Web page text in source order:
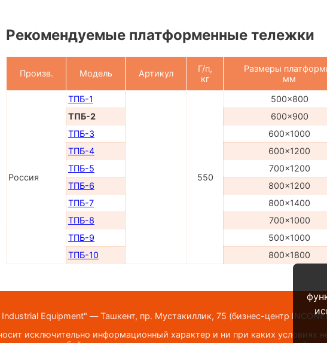
Рекомендуемые платформенные тележки
Произв. Модель Артикул
Г/п,
кг
Размеры
мм
Россия
ТПБ-1
550
500x800
ТПБ-2
600x900
ТПБ-3
600x1000
ТПБ-4
600x1200
ТПБ-5
700x1200
ТПБ-6
800x1200
ТПБ-7
800x1400
ТПБ-8
700x1000
ТПБ-9
500x1000
ТПБ-10
800x1800
Equipment" — Ташкент, пр. Мустакиллик, 75 (бизнес-центр
исключительно информационный характер и ни при каких условиях